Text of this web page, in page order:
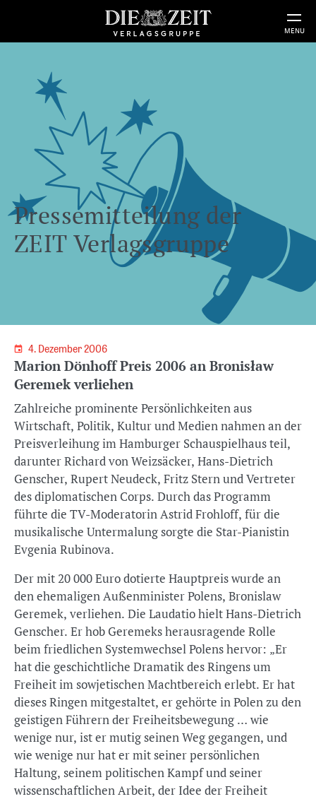
MENU
Pressemitteilung der
ZEIT Verlagsgruppe
4. Dezember 2006
Marion Dönhoff Preis 2006 an Bronisław
Geremek verliehen
Zahlreiche prominente Persönlichkeiten aus
Wirtschaft, Politik, Kultur und Medien nahmen an der
Preisverleihung im Hamburger Schauspielhaus teil,
darunter Richard von Weizsäcker, Hans-Dietrich
Genscher, Rupert Neudeck, Fritz Stern und Vertreter
des diplomatischen Corps. Durch das Programm
führte die TV-Moderatorin Astrid Frohloff, für die
musikalische Untermalung sorgte die Star-Pianistin
Evgenia Rubinova.
Der mit 20 000 Euro dotierte Hauptpreis wurde an
den ehemaligen Außenminister Polens, Bronislaw
Geremek, verliehen. Die Laudatio hielt Hans-Dietrich
Genscher. Er hob Geremeks herausragende Rolle
beim friedlichen Systemwechsel Polens hervor: „Er
hat die geschichtliche Dramatik des Ringens um
Freiheit im sowjetischen Machtbereich erlebt. Er hat
dieses Ringen mitgestaltet, er gehörte in Polen zu den
geistigen Führern der Freiheitsbewegung … wie
wenige nur, ist er mutig seinen Weg gegangen, und
wie wenige nur hat er mit seiner persönlichen
Haltung, seinem politischen Kampf und seiner
wissenschaftlichen Arbeit, der Idee der Freiheit